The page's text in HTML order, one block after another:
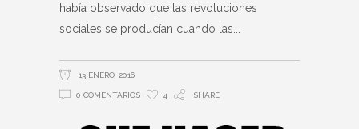
había observado que las revoluciones
sociales se producían cuando las
13 ENERO, 2016
0 COMENTARIOS 4 SHARE